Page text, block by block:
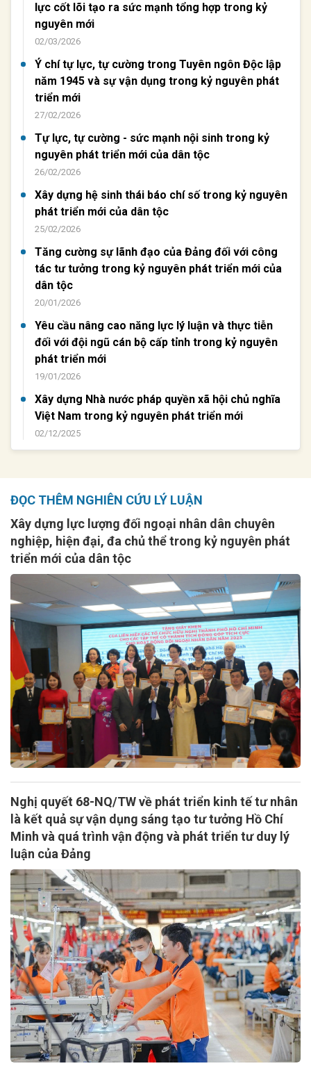
lực cốt lõi tạo ra sức mạnh tổng hợp trong kỷ
nguyên mới
02/03/2026
Ý chí tự lực, tự cường trong Tuyên ngôn Độc lập
năm 1945 và sự vận dụng trong kỷ nguyên phát
triển mới
27/02/2026
Tự lực, tự cường - sức mạnh nội sinh trong kỷ
nguyên phát triển mới của dân tộc
26/02/2026
Xây dựng hệ sinh thái báo chí số trong kỷ nguyên
phát triển mới của dân tộc
25/02/2026
Tăng cường sự lãnh đạo của Đảng đối với công
tác tư tưởng trong kỷ nguyên phát triển mới của
dân tộc
20/01/2026
Yêu cầu nâng cao năng lực lý luận và thực tiễn
đối với đội ngũ cán bộ cấp tỉnh trong kỷ nguyên
phát triển mới
19/01/2026
Xây dựng Nhà nước pháp quyền xã hội chủ nghĩa
Việt Nam trong kỷ nguyên phát triển mới
02/12/2025
ĐỌC THÊM NGHIÊN CỨU LÝ LUẬN
Xây dựng lực lượng đối ngoại nhân dân chuyên
nghiệp, hiện đại, đa chủ thể trong kỷ nguyên phát
triển mới của dân tộc
Nghị quyết 68-NQ/TW về phát triển kinh tế tư nhân
là kết quả sự vận dụng sáng tạo tư tưởng Hồ Chí
Minh và quá trình vận động và phát triển tư duy lý
luận của Đảng